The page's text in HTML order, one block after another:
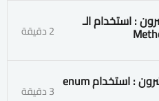
: استخدام الـ 2 دقيقة
9. الدرس التاسع والعشرون : استخدام enum 3 دقيقة